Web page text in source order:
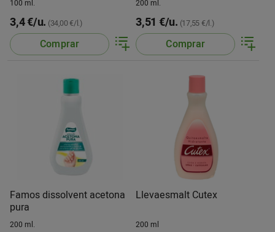
100 ml.
3,4 €/u. (34,00 €/l.)
Comprar
200 ml.
3,51 €/u. (17,55 €/l.)
Comprar
Famos dissolvent acetona
pura
200 ml.
Llevaesmalt Cutex
200 ml